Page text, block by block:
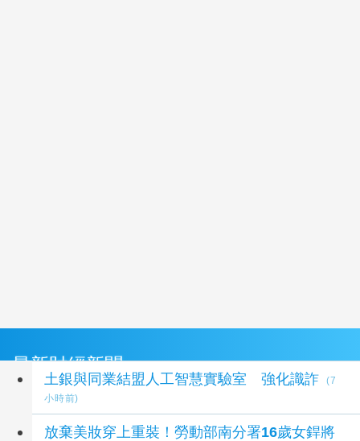
最新財經新聞
土銀與同業結盟人工智慧實驗室 強化識詐
(7
小時前)
放棄美妝穿上重裝！勞動部南分署16歲女銲將